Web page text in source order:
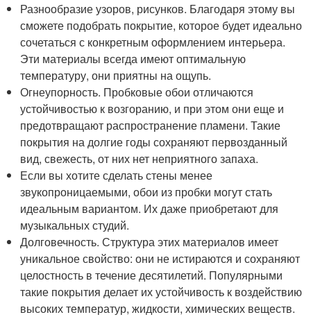
Разнообразие узоров, рисунков. Благодаря этому вы
сможете подобрать покрытие, которое будет идеально
сочетаться с конкретным оформлением интерьера.
Эти материалы всегда имеют оптимальную
температуру, они приятны на ощупь.
Огнеупорность. Пробковые обои отличаются
устойчивостью к возгоранию, и при этом они еще и
предотвращают распространение пламени. Такие
покрытия на долгие годы сохраняют первозданный
вид, свежесть, от них нет неприятного запаха.
Если вы хотите сделать стены менее
звукопроницаемыми, обои из пробки могут стать
идеальным вариантом. Их даже приобретают для
музыкальных студий.
Долговечность. Структура этих материалов имеет
уникальное свойство: они не истираются и сохраняют
целостность в течение десятилетий. Популярными
такие покрытия делает их устойчивость к воздействию
высоких температур, жидкости, химических веществ.